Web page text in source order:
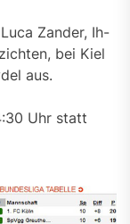
Zander, Ih-
bei Kiel
aus.
Uhr statt